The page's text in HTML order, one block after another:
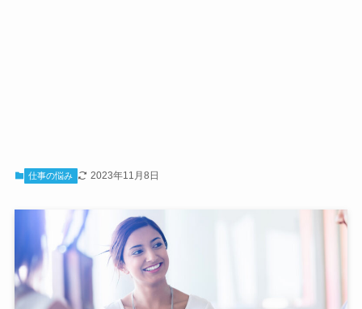
仕事の悩み 2023年11月8日